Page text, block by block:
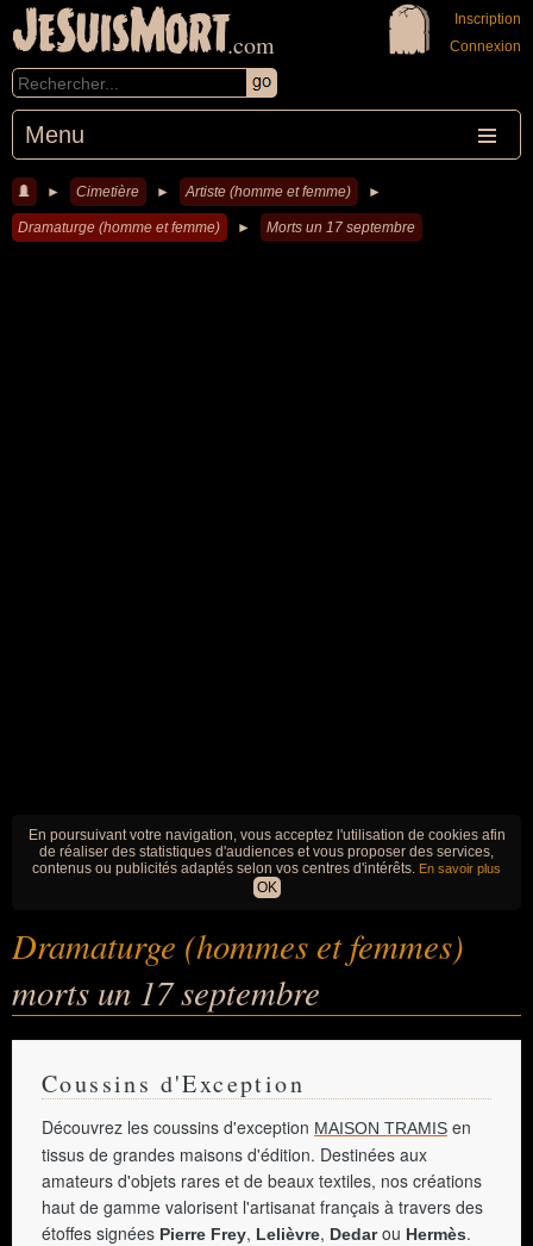
JeSuisMort.com
Menu
Inscription
Connexion
► Cimetière ► Artiste (homme et femme) ►
Dramaturge (homme et femme) ► Morts un 17 septembre
En poursuivant votre navigation, vous acceptez l'utilisation de cookies afin
de réaliser des statistiques d'audiences et vous proposer des services,
contenus ou publicités adaptés selon vos centres d'intérêts. En savoir plus
OK
Dramaturge (hommes et femmes)
morts un 17 septembre
Coussins d'Exception
Découvrez les coussins d'exception MAISON TRAMIS en
tissus de grandes maisons d'édition. Destinées aux
amateurs d'objets rares et de beaux textiles, nos créations
haut de gamme valorisent l'artisanat français à travers des
étoffes signées Pierre Frey, Lelièvre, Dedarou Hermès.